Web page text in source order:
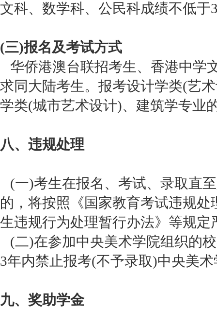
文科、数学科、公民科成绩不低于
(三)报名及考试方式
华侨港澳台联招考生、香港中学
求同大陆考生。报考设计学类(艺
学类(城市艺术设计)、建筑学专业
八、违规处理
(一)考生在报名、考试、录取直
的，将按照《国家教育考试违规
生违规行为处理暂行办法》等规定
(二)在参加中央美术学院组织的
3年内禁止报考(不予录取)中央美
九、奖助学金